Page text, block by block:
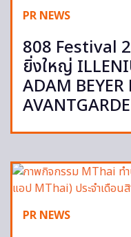
PR NEWS
808 Festival
ยิ่งใหญ่
ADAM BEYER
AVANTGARDE
PR NEWS